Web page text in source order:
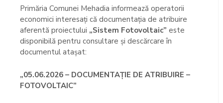
Primăria Comunei Mehadia informează operatorii
economici interesați că documentația de atribuire
aferentă proiectului „Sistem Fotovoltaic” este
disponibilă pentru consultare și descărcare în
documentul atașat:
„05.06.2026 – DOCUMENTAȚIE DE ATRIBUIRE –
FOTOVOLTAIC”